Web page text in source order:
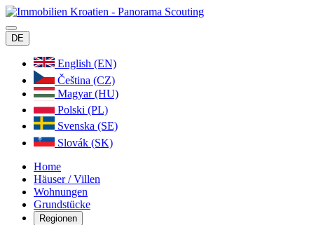
DE
English (EN)
Čeština (CZ)
Magyar (HU)
Polski (PL)
Svenska (SE)
Slovák (SK)
Home
Häuser / Villen
Wohnungen
Grundstücke
Regionen